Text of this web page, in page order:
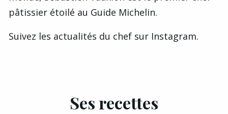
pâtissier étoilé au Guide Michelin.
Suivez les actualités du chef sur Instagram.
Ses recettes